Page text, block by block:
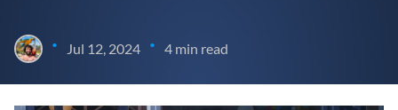
• Jul 12, 2024 • 4 min read